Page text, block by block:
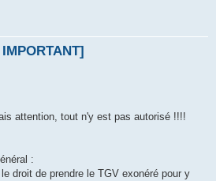
attention, tout n'y est pas autorisé !!!!
:
droit de prendre le TGV exonéré pour y